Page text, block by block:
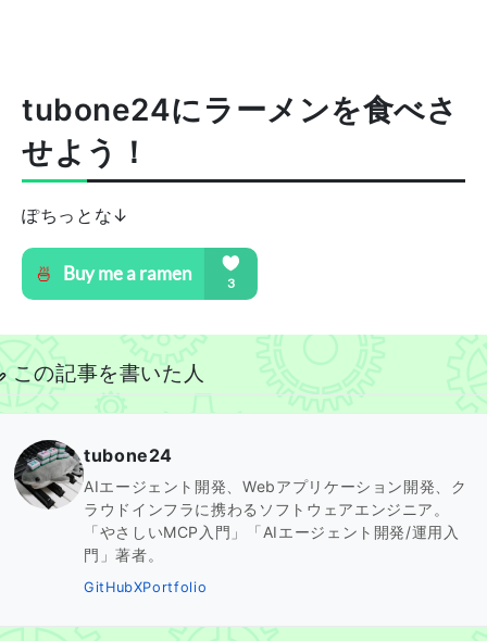
tubone24にラーメンを食べさ
せよう！
ぽちっとな↓
この記事を書いた人
tubone24
AIエージェント開発、Webアプリケーション開発、ク
ラウドインフラに携わるソフトウェアエンジニア。
「やさしいMCP入門」「AIエージェント開発/運用入
門」著者。
GitHubXPortfolio